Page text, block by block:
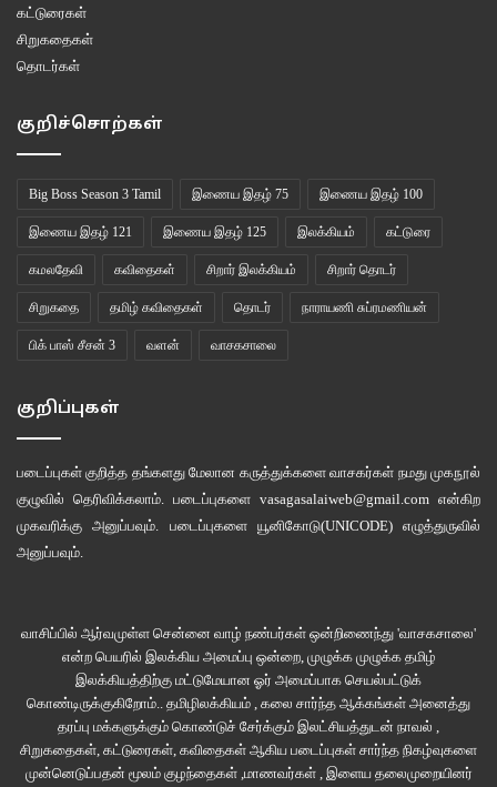
கட்டுரைகள்
சிறுகதைகள்
தொடர்கள்
குறிச்சொற்கள்
Big Boss Season 3 Tamil இணைய இதழ் 75 இணைய இதழ் 100
இணைய இதழ் 121 இணைய இதழ் 125 இலக்கியம் கட்டுரை
கமலதேவி கவிதைகள் சிறார் இலக்கியம் சிறார் தொடர்
சிறுகதை தமிழ் கவிதைகள் தொடர் நாராயணி சுப்ரமணியன்
பிக் பாஸ் சீசன் 3 வளன் வாசகசாலை
குறிப்புகள்
படைப்புகள் குறித்த தங்களது மேலான கருத்துக்களை வாசகர்கள் நமது முகநூல்
குழுவில் தெரிவிக்கலாம். படைப்புகளை vasagasalaiweb@gmail.com என்கிற
முகவரிக்கு அனுப்பவும். படைப்புகளை யூனிகோடு(UNICODE)எழுத்துருவில்
அனுப்பவும்.
வாசிப்பில் ஆர்வமுள்ள சென்னை வாழ் நண்பர்கள் ஒன்றிணைந்து 'வாசகசாலை'
என்ற பெயரில் இலக்கிய அமைப்பு ஒன்றை, முழுக்க முழுக்க தமிழ்
இலக்கியத்திற்கு மட்டுமேயான ஓர் அமைப்பாக செயல்பட்டுக்
கொண்டிருக்குகிறோம்.. தமிழிலக்கியம் , கலை சார்ந்த ஆக்கங்கள் அனைத்து
தரப்பு மக்களுக்கும் கொண்டுச் சேர்க்கும் இலட்சியத்துடன் நாவல் ,
சிறுகதைகள், கட்டுரைகள், கவிதைகள் ஆகிய படைப்புகள் சார்ந்த நிகழ்வுகளை
முன்னெடுப்பதன் மூலம் குழந்தைகள் ,மாணவர்கள் , இளைய தலைமுறையினர்